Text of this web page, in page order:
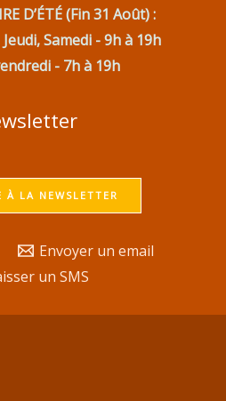
D’ÉTÉ (Fin 31 Août) :
Samedi - 9h à 19h
- 7h à 19h
À LA NEWSLETTER
Envoyer un email
un SMS